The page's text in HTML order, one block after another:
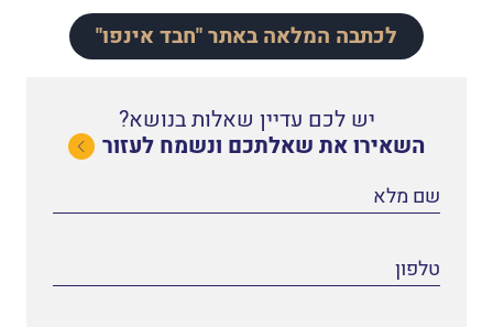
לכתבה המלאה באתר "חבד אינפו"
יש לכם עדיין שאלות בנושא?
השאירו את שאלתכם ונשמח לעזור